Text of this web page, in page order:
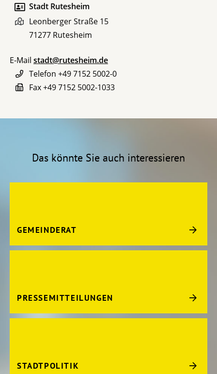
Stadt Rutesheim
Leonberger Straße 15
71277 Rutesheim
E-Mail stadt@rutesheim.de
Telefon +49 7152 5002-0
Fax+49 7152 5002-1033
Das könnte Sie auch interessieren
GEMEINDERAT
PRESSEMITTEILUNGEN
STADTPOLITIK